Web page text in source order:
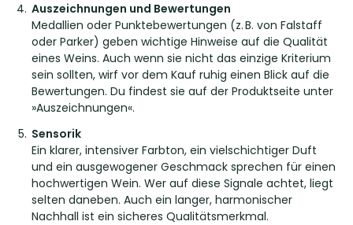
Auszeichnungen und Bewertungen
Medallien oder Punktebewertungen (z. B. von Falstaff
oder Parker) geben wichtige Hinweise auf die Qualität
eines Weins. Auch wenn sie nicht das einzige Kriterium
sein sollten, wirf vor dem Kauf ruhig einen Blick auf die
Bewertungen. Du findest sie auf der Produktseite unter
»Auszeichnungen«.
Sensorik
Ein klarer, intensiver Farbton, ein vielschichtiger Duft
und ein ausgewogener Geschmack sprechen für einen
hochwertigen Wein. Wer auf diese Signale achtet, liegt
selten daneben. Auch ein langer, harmonischer
Nachhall ist ein sicheres Qualitätsmerkmal.